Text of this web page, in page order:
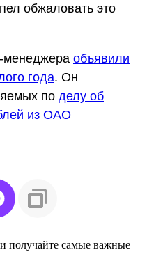
обжаловать это
менеджера объявили
года. Он
по делу об
из ОАО
получайте самые важные